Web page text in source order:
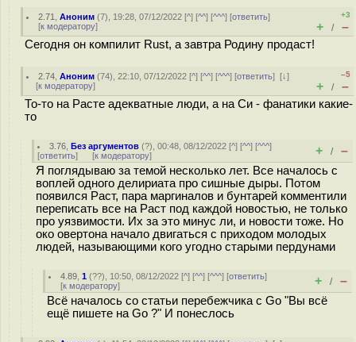
2.71 ,Аноним (7), 19:28, 07/12/2022 [^] [^^] [^^^] [ответить]
[к модератору]
+3
+ / –
Сегодня он компилит Rust, а завтра Родину продаст!
2.74 ,Аноним (74), 22:10, 07/12/2022 [^] [^^] [^^^] [ответить][↓]
[к модератору]
–5
+ / –
То-то на Расте адекватные люди, а на Си - фанатики какие-
то
3.76 ,Без аргументов (?), 00:48, 08/12/2022 [^] [^^] [^^^]
[ответить] [к модератору] + / –
Я поглядываю за темой несколько лет. Все началось с
воплей одного делириата про сишные дыры. Потом
появился Раст, пара маргиналов и бунтарей комментили
переписать все на Раст под каждой новостью, не только
про уязвимости. Их за это минус ли, и новости тоже. Но
око овертона начало двигаться с приходом молодых
людей, называющими кого угодно старыми пердyнами
4.89 ,1 (??), 10:50, 08/12/2022 [^] [^^] [^^^] [ответить]
[к модератору] + / –
Всё началось со статьи перебежчика с Go "Вы всё
ещё пишете на Go ?" И понеслось